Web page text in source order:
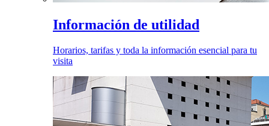
Información de utilidad
Horarios, tarifas y toda la información esencial para tu
visita